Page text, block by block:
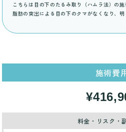
こちらは目の下のたるみ取り（ハムラ法）の
脂肪の突出による目の下のクマがなくなり、明
施術費
料金・リスク・